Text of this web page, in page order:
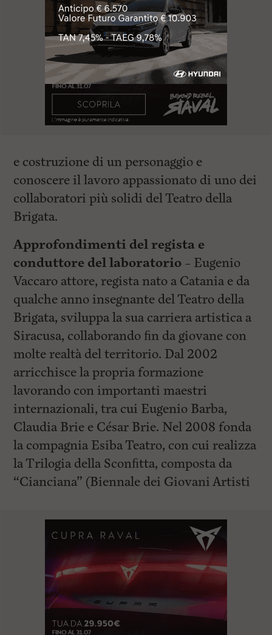
e costruzione di un personaggio e
conoscere il lavoro appassionato di uno dei
collaboratori più solidi del Teatro della
Brigata.
Approfondimenti del regista e
conduttore del laboratorio – Eugenio
Vaccaro attore, regista nato a Catania e da
qualche anno insegnante del Teatro della
Brigata, sviluppa la sua carriera artistica a
Siracusa, collaborando ﬁn da giovane con
molte realtà del territorio. Dal 2002
arricchisce la propria formazione
lavorando con importanti maestri
internazionali, tra cui Eugenio Barba,
Claudia Brie e César Brie. Nel 2008 fonda
la compagnia Esiba Teatro, con cui realizza
la Trilogia della Sconﬁtta, composta da
“Cianciana” (Biennale dei Giovani Artisti